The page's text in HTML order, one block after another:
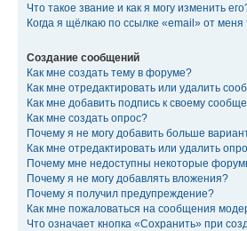
Что такое звание и как я могу изменить
Когда я щёлкаю по ссылке «email» от
Создание сообщений
Как мне создать тему в форуме?
Как мне отредактировать или удалить
Как мне добавить подпись к своему
Как мне создать опрос?
Почему я не могу добавить больше
Как мне отредактировать или удалить
Почему мне недоступны некоторые
Почему я не могу добавлять вложения?
Почему я получил предупреждение?
Как мне пожаловаться на сообщения
Что означает кнопка «Сохранить» при